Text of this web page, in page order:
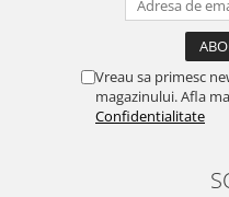
Vreau sa primesc
magazinului. Afla
Confidentialitate